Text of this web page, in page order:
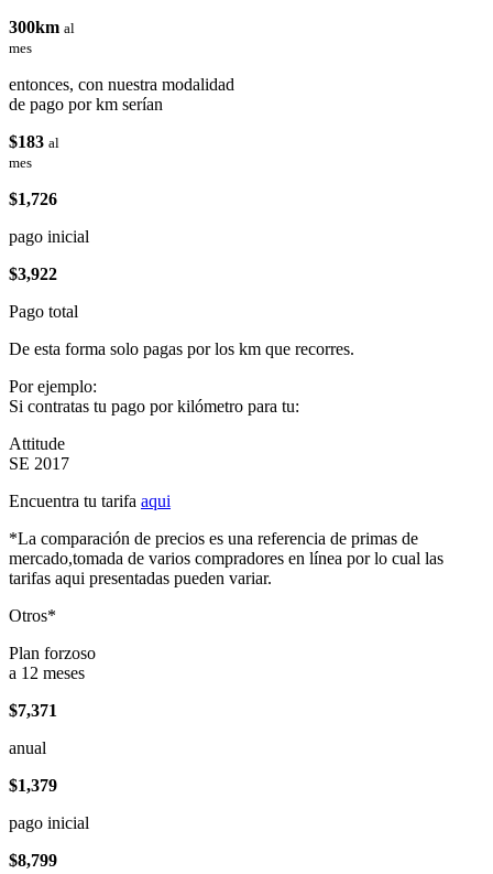
300km al
mes
entonces, con nuestra modalidad
de pago por km serían
$183 al
mes
$1,726
pago inicial
$3,922
Pago total
De esta forma solo pagas por los km que recorres.
Por ejemplo:
Si contratas tu pago por kilómetro para tu:
Attitude
SE 2017
Encuentra tu tarifa aqui
*La comparación de precios es una referencia de primas de
mercado,tomada de varios compradores en línea por lo cual las
tarifas aqui presentadas pueden variar.
Otros*
Plan forzoso
a 12 meses
$7,371
anual
$1,379
pago inicial
$8,799